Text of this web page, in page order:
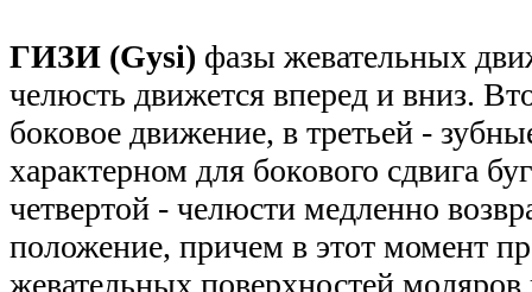
ГИЗИ (Gysi) фазы жевательных
челюсть движется вперед и вниз.
боковое движение, в третьей -
характерном для бокового сдвига
четвертой - челюсти медленно
положение, причем в этот момент
жевательных поверхностей